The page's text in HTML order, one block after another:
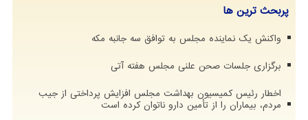
پربحث ترین ها
واکنش یک نماینده مجلس به توافق سه جانبه مکه
برگزاری جلسات صحن علنی مجلس هفته آتی
اخطار رئیس کمیسیون بهداشت مجلس افزایش پرداختی از جیب
مردم، بیماران را از تأمین دارو ناتوان کرده است